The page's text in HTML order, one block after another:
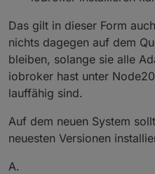
Das gilt in dieser Form
nichts dagegen auf dem
bleiben, solange sie alle
iobroker hast unter
lauffähig sind.
Auf dem neuen System
neuesten Versionen
A.